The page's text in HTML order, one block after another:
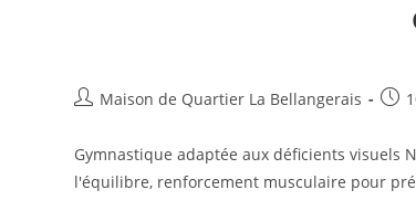
Auteur/autrice
la
publication :
Maison de Quartier La Bellangerais
Gymnastique adaptée aux déficients visuels
l'équilibre, renforcement musculaire pour